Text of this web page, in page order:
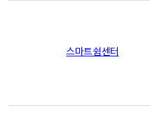
스마트쉼센터